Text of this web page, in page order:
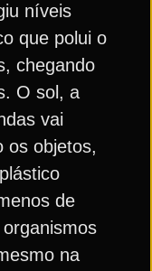
níveis
que polui o
chegando
O sol, a
vai
os objetos,
de
na